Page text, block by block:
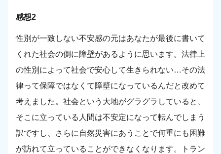
感想2
性別が一致しない不安感の元はあなたが最後に書いて
くれた社会の側に障壁があるように思います。法律上
の性別によって社会で安心して生きられない…その法
律って保障ではなくて障壁になっているんだと改めて
考えました。社会という大地がグラグラしていると、
そこに立っている人間は不安定になって転んでしまう
訳ですし、さらに自然災害にあうことで何重にも困難
が訪れて立っていることができなくなります。トラン